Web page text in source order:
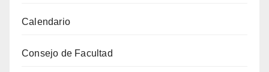
Calendario
Consejo de Facultad